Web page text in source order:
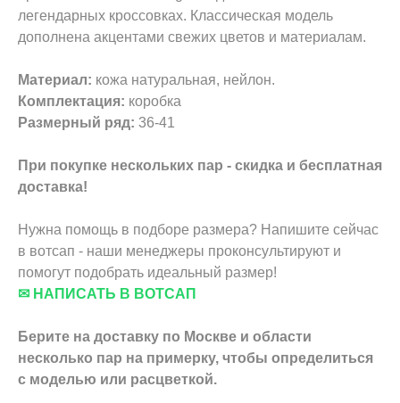
легендарных кроссовках. Классическая модель
дополнена акцентами свежих цветов и материалам.
Материал: кожа натуральная, нейлон.
Комплектация: коробка
Размерный ряд: 36-41
При покупке нескольких пар - скидка и бесплатная
доставка!
Нужна помощь в подборе размера? Напишите сейчас
в вотсап - наши менеджеры проконсультируют и
помогут подобрать идеальный размер!
✉ НАПИСАТЬ В ВОТСАП
Берите на доставку по Москве и области
несколько пар на примерку, чтобы определиться
с моделью или расцветкой.